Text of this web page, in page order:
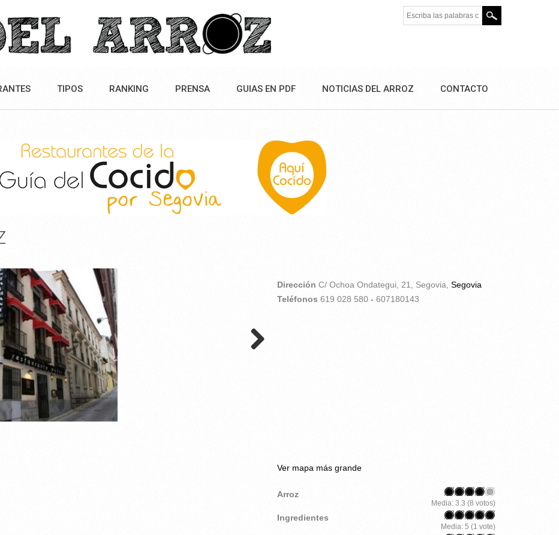
Escriba las palabras clave.
TIPOS RANKING PRENSA GUIAS EN PDF NOTICIAS DEL ARROZ CONTACTO
Dirección C/ Ochoa Ondategui, 21, Segovia, Segovia
Teléfonos 619 028 580 - 607180143
Ver mapa más grande
Arroz
Media: 3.3 (8 votos)
Ingredientes
Media: 5 (1 vote)